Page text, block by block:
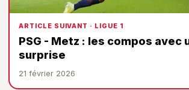
ARTICLE SUIVANT · LIGUE 1
PSG - Metz : les compos avec
surprise
21 février 2026